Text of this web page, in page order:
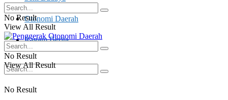
Otonomi Daerah
Ragam Berita
No Result
No Result
View All Result
No Result
View All Result